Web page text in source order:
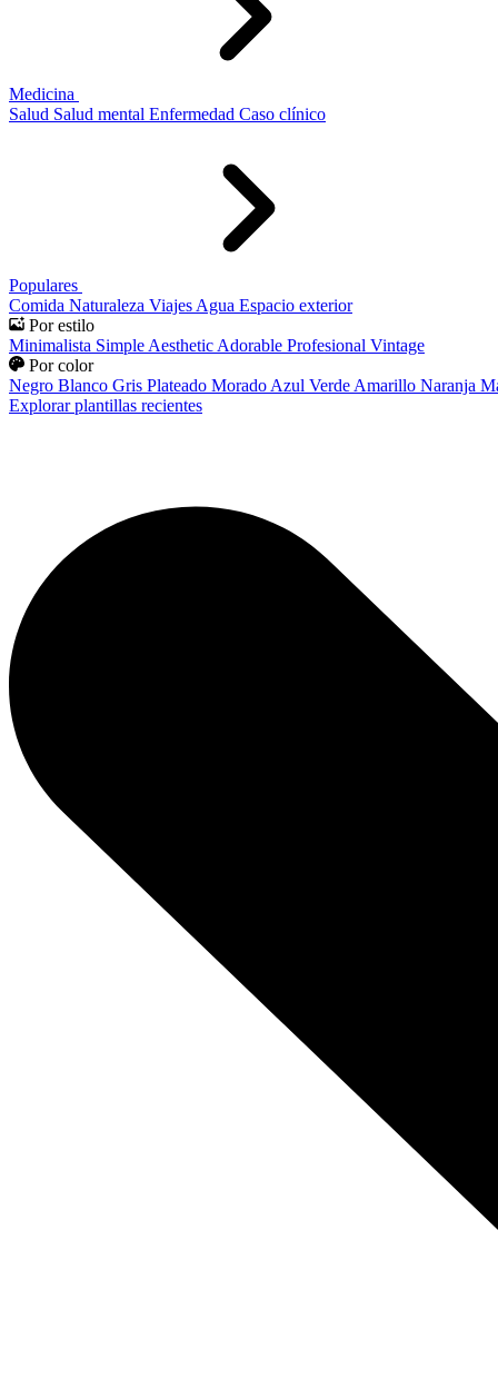
Medicina
Salud Salud mental Enfermedad Caso clínico
Populares
Comida Naturaleza Viajes Agua Espacio exterior
Por estilo
Minimalista Simple Aesthetic Adorable Profesional Vintage
Por color
Negro Blanco Gris Plateado Morado Azul Verde Amarillo Naranja
Explorar plantillas recientes